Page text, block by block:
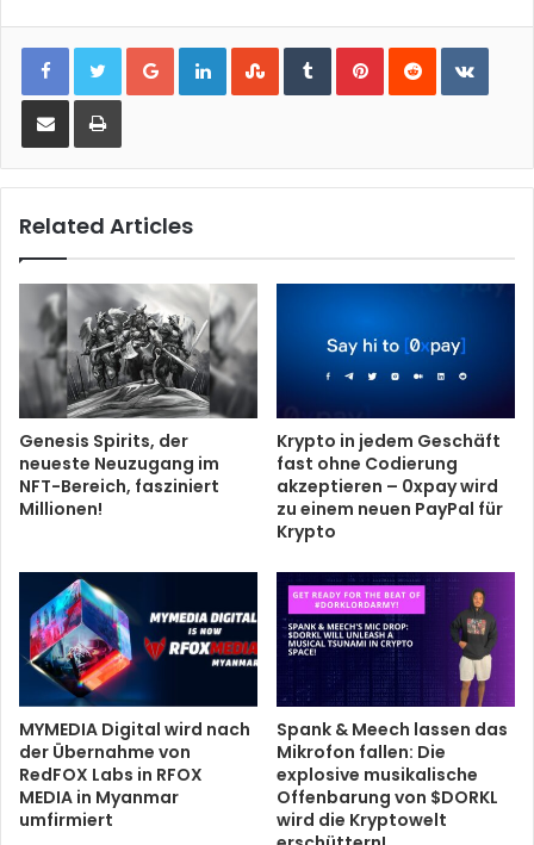
Google+LinkedInStumbleUpon
TumblrPinterestReddit
Share via Email Print
Related Articles
Genesis Spirits, der
neueste Neuzugang im
NFT-Bereich, fasziniert
Millionen!
Krypto in jedem Geschäft
fast ohne Codierung
akzeptieren – 0xpay wird
zu einem neuen PayPal für
Krypto
MYMEDIA Digital wird nach
der Übernahme von
RedFOX Labs in RFOX
MEDIA in Myanmar
umfirmiert
Spank & Meech lassen das
Mikrofon fallen: Die
explosive musikalische
Offenbarung von $DORKL
wird die Kryptowelt